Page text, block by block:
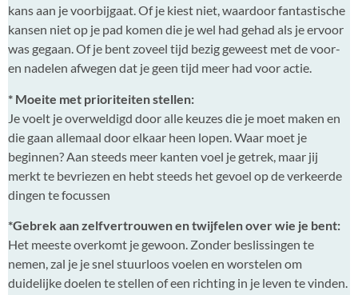
kans aan je voorbijgaat. Of je kiest niet, waardoor fantastische
kansen niet op je pad komen die je wel had gehad als je ervoor
was gegaan. Of je bent zoveel tijd bezig geweest met de voor-
en nadelen afwegen dat je geen tijd meer had voor actie.
* Moeite met prioriteiten stellen:
Je voelt je overweldigd door alle keuzes die je moet maken en
die gaan allemaal door elkaar heen lopen. Waar moet je
beginnen? Aan steeds meer kanten voel je getrek, maar jij
merkt te bevriezen en hebt steeds het gevoel op de verkeerde
dingen te focussen
*Gebrek aan zelfvertrouwen en twijfelen over wie je bent:
Het meeste overkomt je gewoon. Zonder beslissingen te
nemen, zal je je snel stuurloos voelen en worstelen om
duidelijke doelen te stellen of een richting in je leven te vinden.